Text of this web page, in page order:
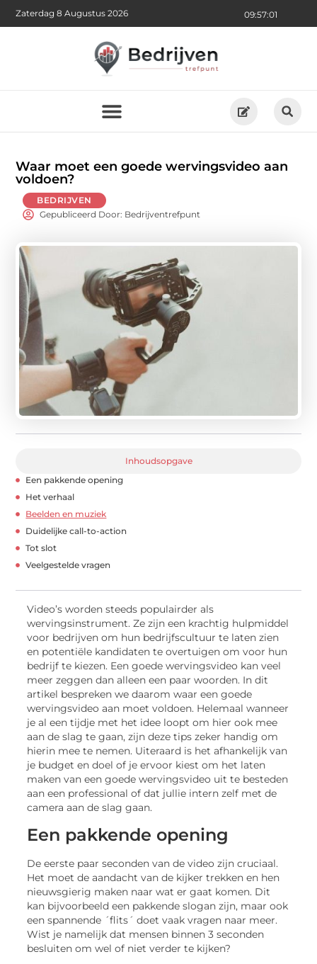
09:57:03
Zaterdag 8 Augustus 2026
Waar moet een goede wervingsvideo aan
voldoen?
BEDRIJVEN
Gepubliceerd Door: Bedrijventrefpunt
Inhoudsopgave
Een pakkende opening
Het verhaal
Beelden en muziek
Duidelijke call-to-action
Tot slot
Veelgestelde vragen
Video’s worden steeds populairder als
wervingsinstrument. Ze zijn een krachtig hulpmiddel
voor bedrijven om hun bedrijfscultuur te laten zien
en potentiële kandidaten te overtuigen om voor hun
bedrijf te kiezen. Een goede wervingsvideo kan veel
meer zeggen dan alleen een paar woorden. In dit
artikel bespreken we daarom waar een goede
wervingsvideo aan moet voldoen. Helemaal wanneer
je al een tijdje met het idee loopt om hier ook mee
aan de slag te gaan, zijn deze tips zeker handig om
hierin mee te nemen. Uiteraard is het afhankelijk van
je budget en doel of je ervoor kiest om het laten
maken van een goede wervingsvideo uit te besteden
aan een professional of dat jullie intern zelf met de
camera aan de slag gaan.
Een pakkende opening
De eerste paar seconden van de video zijn cruciaal.
Het moet de aandacht van de kijker trekken en hen
nieuwsgierig maken naar wat er gaat komen. Dit
kan bijvoorbeeld een pakkende slogan zijn, maar ook
een spannende ´flits´ doet vaak vragen naar meer.
Wist je namelijk dat mensen binnen 3 seconden
besluiten om wel of niet verder te kijken?